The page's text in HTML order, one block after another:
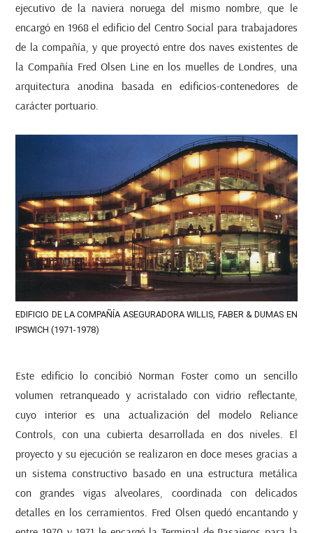
ejecutivo de la naviera noruega del mismo nombre, que le
encargó en 1968 el edificio del Centro Social para trabajadores
de la compañía, y que proyectó entre dos naves existentes de
la Compañía Fred Olsen Line en los muelles de Londres, una
arquitectura anodina basada en edificios-contenedores de
carácter portuario.
EDIFICIO DE LA COMPAÑÍA ASEGURADORA WILLIS, FABER & DUMAS EN
IPSWICH (1971-1978)
Este edificio lo concibió Norman Foster como un sencillo
volumen retranqueado y acristalado con vidrio reflectante,
cuyo interior es una actualización del modelo Reliance
Controls
con una cubierta desarrollada en dos niveles. El
proyecto y su ejecución se realizaron en doce meses gracias a
un sistema constructivo basado en una estructura metálica
con grandes vigas alveolares, coordinada con delicados
detalles en los cerramientos. Fred Olsen quedó encantando y